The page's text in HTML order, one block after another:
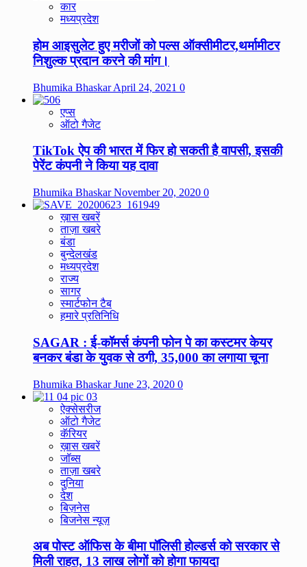
कार
मध्यप्रदेश
होम आइसुलेट हुए मरीजों को पल्स ऑक्सीमीटर,थर्मामीटर
निशुल्क प्रदान करने की मांग।
Bhumika BhaskarApril 24, 2021 0
एप्स
ऑटो गैजेट
TikTok ऐप की भारत में फिर हो सकती है वापसी, इसकी
पेरेंट कंपनी ने किया यह दावा
Bhumika BhaskarNovember 20, 2020 0
ख़ास खबरें
ताज़ा खबरे
बंडा
बुन्देलखंड
मध्यप्रदेश
राज्य
सागर
स्मार्टफोन टैब
हमारे प्रतिनिधि
SAGAR : ई-कॉमर्स कंपनी फोन पे का कस्टमर केयर
बनकर बंडा के युवक से ठगी, 35,000 का लगाया चूना
Bhumika BhaskarJune 23, 2020 0
ऐक्सेसरीज
ऑटो गैजेट
कॅरियर
ख़ास खबरें
जॉब्स
ताज़ा खबरे
दुनिया
देश
बिज़नेस
बिजनेस न्यूज़
अब पोस्ट ऑफिस के बीमा पॉलिसी होल्डर्स को सरकार से
मिली राहत, 13 लाख लोगों को होगा फायदा